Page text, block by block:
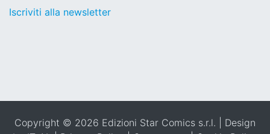
Iscriviti alla newsletter
Copyright © 2026 Edizioni Star Comics s.r.l. | Design